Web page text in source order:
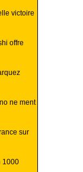
victoire
offre
ne ment
sur
1000